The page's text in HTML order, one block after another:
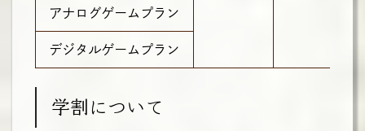
アナログゲームプラン
デジタルゲームプラン
学割について